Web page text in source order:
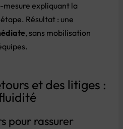
mesureexpliquant la
étape. Résultat : une
, sans mobilisation
etdes litiges :
pour rassurer